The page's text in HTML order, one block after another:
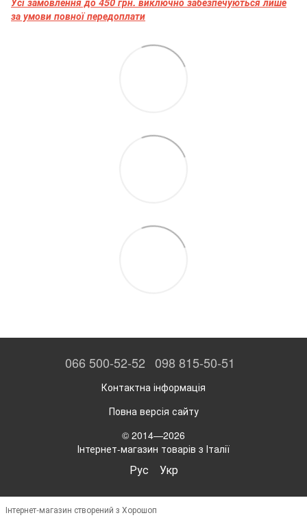
за умови повної передоплати
066 500-52-52 098 815-50-51
Контактна інформація
Повна версія сайту
© 2014—2026
Інтернет-магазин товарів з Італії
Рус Укр
Інтернет-магазин створений з Хорошоп